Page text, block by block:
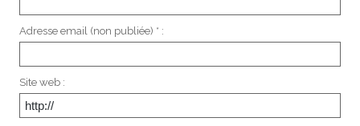
Adresse email (non publiée) * :
Site web :